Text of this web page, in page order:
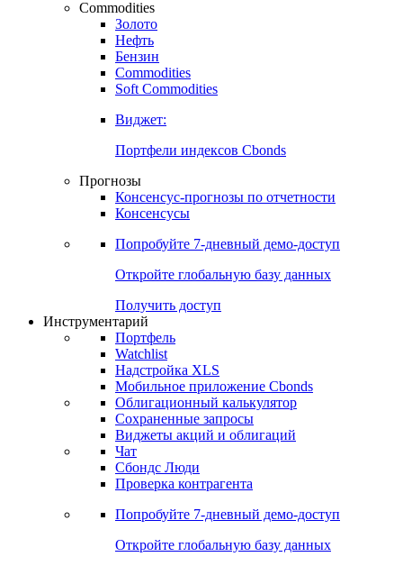
Commodities
Золото
Нефть
Бензин
Commodities
Soft Commodities
Виджет:
Портфели индексов Cbonds
Прогнозы
Консенсус-прогнозы по отчетности
Консенсусы
Попробуйте 7-дневный демо-доступ
Откройте глобальную базу данных
Получить доступ
Инструментарий
Портфель
Watchlist
Надстройка XLS
Мобильное приложение Cbonds
Облигационный калькулятор
Сохраненные запросы
Виджеты акций и облигаций
Чат
Сбондс Люди
Проверка контрагента
Попробуйте 7-дневный демо-доступ
Откройте глобальную базу данных